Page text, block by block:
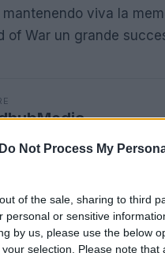
Do Not Process My
of the sale, sharing to third
personal or sensitive
by us, please use the below
selection. Please note that
viva la
of War un grande